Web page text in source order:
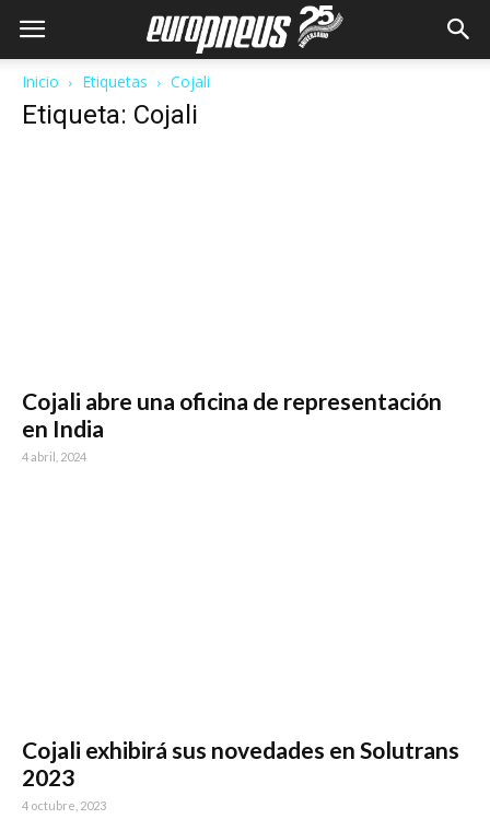
Inicio Etiquetas Cojali
Etiqueta: Cojali
Cojali abre una oficina de representación
en India
4 abril, 2024
Cojali exhibirá sus novedades en Solutrans
2023
4 octubre, 2023